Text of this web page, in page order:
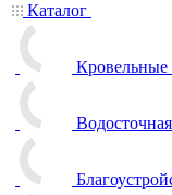
Каталог
Кровельные